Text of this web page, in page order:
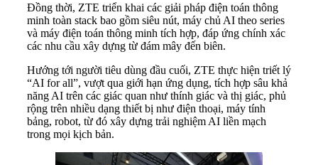
Đồng thời, ZTE triển khai các giải pháp điện toán thông
minh toàn stack bao gồm siêu nút, máy chủ AI theo series
và máy điện toán thông minh tích hợp, đáp ứng chính xác
các nhu cầu xây dựng từ đám mây đến biên.
Hướng tới người tiêu dùng đầu cuối, ZTE thực hiện triết lý
“AI for all”, vượt qua giới hạn ứng dụng, tích hợp sâu khả
năng AI trên các giác quan như thính giác và thị giác, phủ
rộng trên nhiều dạng thiết bị như điện thoại, máy tính
bảng, robot, từ đó xây dựng trải nghiệm AI liền mạch
trong mọi kịch bản.